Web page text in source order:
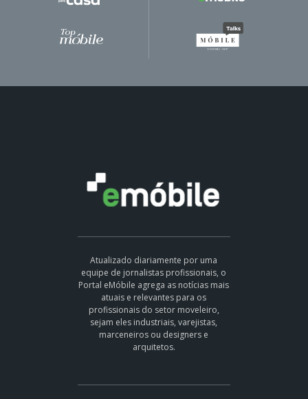
Atualizado diariamente por uma
equipe de jornalistas profissionais, o
Portal eMóbile agrega as notícias mais
atuais e relevantes para os
profissionais do setor moveleiro,
sejam eles industriais, varejistas,
marceneiros ou designers e
arquitetos.